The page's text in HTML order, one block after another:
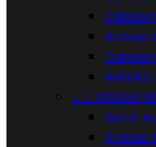
Armas
ARMAS
  ARMAS
Semi-
Armas